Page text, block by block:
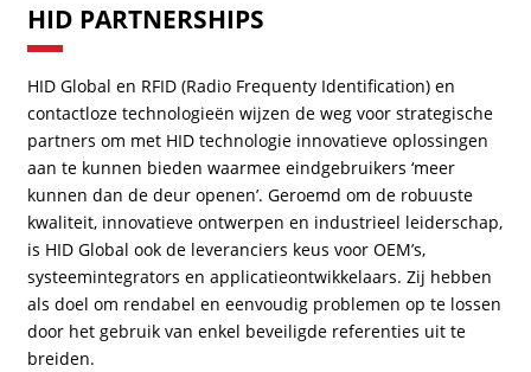
HID PARTNERSHIPS
HID Global en RFID (Radio Frequenty Identification) en
contactloze technologieën wijzen de weg voor strategische
partners om met HID technologie innovatieve oplossingen
aan te kunnen bieden waarmee eindgebruikers ‘meer
kunnen dan de deur openen’. Geroemd om de robuuste
kwaliteit, innovatieve ontwerpen en industrieel leiderschap,
is HID Global ook de leveranciers keus voor OEM’s,
systeemintegrators en applicatieontwikkelaars. Zij hebben
als doel om rendabel en eenvoudig problemen op te lossen
door het gebruik van enkel beveiligde referenties uit te
breiden.